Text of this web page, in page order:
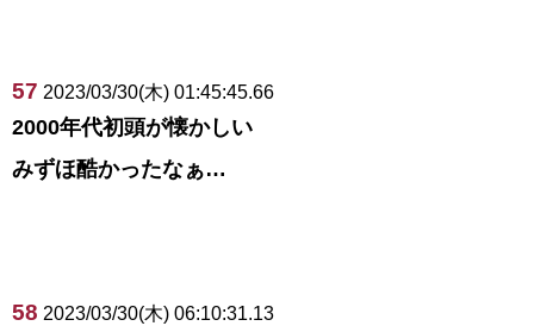
57 2023/03/30(木) 01:45:45.66
2000年代初頭が懐かしい
みずほ酷かったなぁ…
58 2023/03/30(木) 06:10:31.13